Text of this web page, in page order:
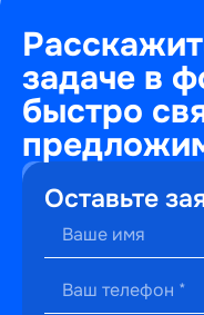
задаче в
быстро
(495)
241-
22-
59
Оставьте